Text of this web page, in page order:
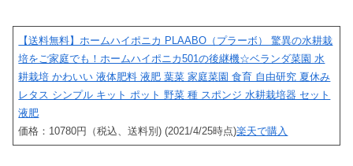
【送料無料】ホームハイポニカ PLAABO（プラーボ） 驚異の水耕栽
培をご家庭でも！ホームハイポニカ501の後継機☆ベランダ菜園 水
耕栽培 かわいい 液体肥料 液肥 葉菜 家庭菜園 食育 自由研究 夏休み
レタス シンプル キット ポット 野菜 種 スポンジ 水耕栽培器 セット
液肥
価格：10780円（税込、送料別) (2021/4/25時点)楽天で購入